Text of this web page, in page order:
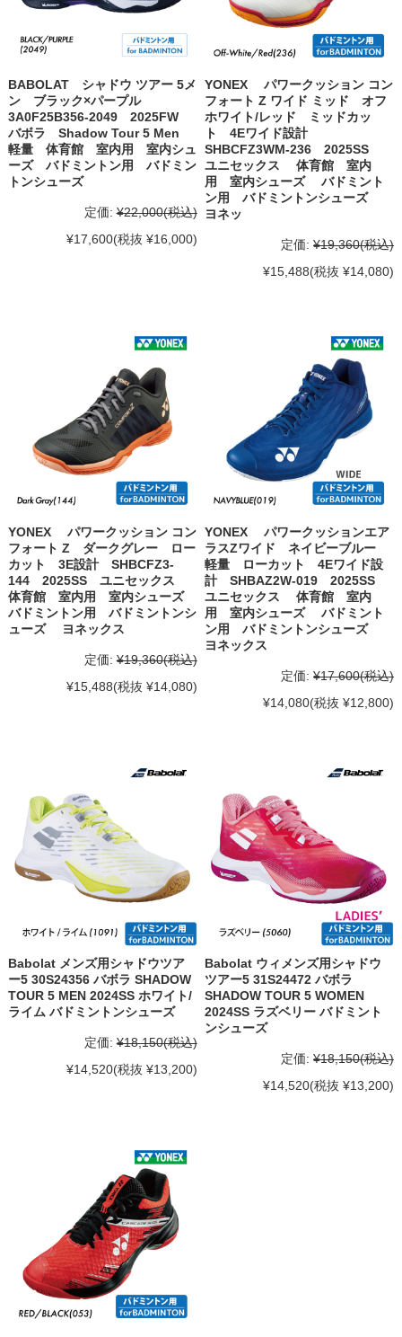
BABOLAT シャドウ ツアー 5メ
ン ブラック×パープル
3A0F25B356-2049 2025FW
バボラ Shadow Tour 5 Men
軽量 体育館 室内用 室内シュ
ーズ バドミントン用 バドミン
トンシューズ
定価: ¥22,000(税込)
¥17,600(税抜 ¥16,000)
YONEX パワークッション コン
フォート Z ワイド ミッド オフ
ホワイト/レッド ミッドカッ
ト 4Eワイド設計
SHBCFZ3WM-236 2025SS
ユニセックス 体育館 室内
用 室内シューズ バドミント
ン用 バドミントンシューズ
ヨネッ
定価: ¥19,360(税込)
¥15,488(税抜 ¥14,080)
YONEX パワークッション コン
フォート Z ダークグレー ロー
カット 3E設計 SHBCFZ3-
144 2025SS ユニセックス
体育館 室内用 室内シューズ
バドミントン用 バドミントンシ
ューズ ヨネックス
定価: ¥19,360(税込)
¥15,488(税抜 ¥14,080)
YONEX パワークッションエア
ラスZワイド ネイビーブルー
軽量 ローカット 4Eワイド設
計 SHBAZ2W-019 2025SS
ユニセックス 体育館 室内
用 室内シューズ バドミント
ン用 バドミントンシューズ
ヨネックス
定価: ¥17,600(税込)
¥14,080(税抜 ¥12,800)
Babolat メンズ用シャドウツア
ー5 30S24356 バボラ SHADOW
TOUR 5 MEN 2024SS ホワイト/
ライム バドミントンシューズ
定価: ¥18,150(税込)
¥14,520(税抜 ¥13,200)
Babolat ウィメンズ用シャドウ
ツアー5 31S24472 バボラ
SHADOW TOUR 5 WOMEN
2024SS ラズベリー バドミント
ンシューズ
定価: ¥18,150(税込)
¥14,520(税抜 ¥13,200)